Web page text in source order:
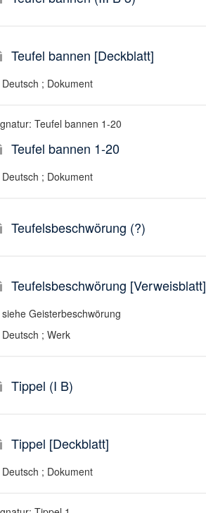
Teufel bannen [Deckblatt]
Deutsch ; Dokument
Teufel bannen 1-20
Teufel bannen 1-20
Deutsch ; Dokument
Teufelsbeschwörung (?)
Teufelsbeschwörung [Verweisblatt]
siehe Geisterbeschwörung
Deutsch ; Werk
Tippel (I B)
Tippel [Deckblatt]
Deutsch ; Dokument